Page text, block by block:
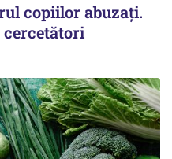
copiilor abuzați.
cercetători